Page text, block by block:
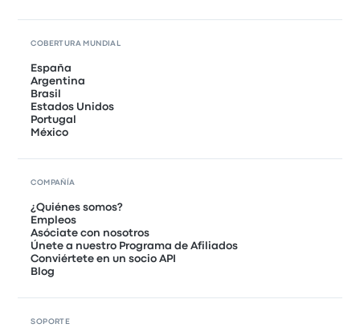
COBERTURA MUNDIAL
España
Argentina
Brasil
Estados Unidos
Portugal
México
COMPAÑÍA
¿Quiénes somos?
Empleos
Asóciate con nosotros
Únete a nuestro Programa de Afiliados
Conviértete en un socio API
Blog
SOPORTE